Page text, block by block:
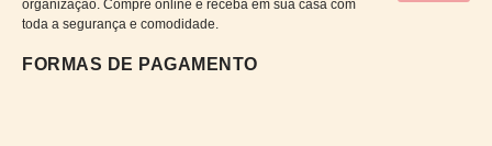
organização. Compre online e receba em sua casa com
toda a segurança e comodidade.
FORMAS DE PAGAMENTO